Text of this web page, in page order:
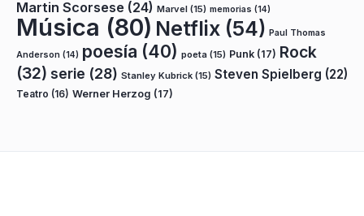
Martin Scorsese (24) Marvel (15) memorias (14)
Música (80) Netflix (54) Paul Thomas
Anderson (14) poesía (40) poeta (15) Punk (17) Rock
(32) serie (28) Stanley Kubrick (15) Steven Spielberg (22)
Teatro (16) Werner Herzog (17)